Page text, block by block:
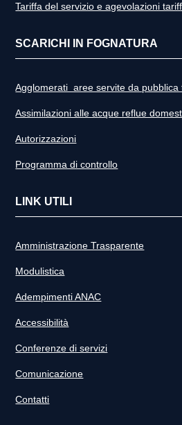
Tariffa del servizio e agevolazioni
SCARICHI IN FOGNATURA
Agglomerati aree servite da pubblica
Assimilazioni alle acque reflue
Autorizzazioni
Programma di controllo
LINK UTILI
Amministrazione Trasparente
Modulistica
Adempimenti ANAC
Accessibilità
Conferenze di servizi
Comunicazione
Contatti